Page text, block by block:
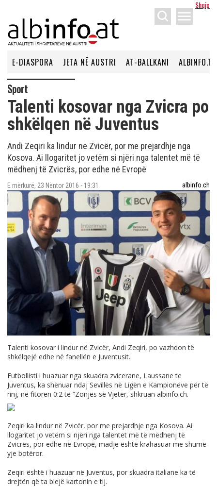
Shqip
menu
E-DIASPORA JETA NË AUSTRI AT-BALLKANI ALBINFO.TV
Sport
Talenti kosovar nga Zvicra po
shkëlqen në Juventus
Andi Zeqiri ka lindur në Zvicër, por me prejardhje nga
Kosova. Ai llogaritet jo vetëm si njëri nga talentet më të
mëdhenj të Zvicrës, por edhe në Evropë
E mërkurë, 23 Nëntor 2016 - 19:31 albinfo.ch
Talenti kosovar i lindur në Zvicër, Andi Zeqiri, po vazhdon të
shkëlqejë edhe në fanellën e Juventusit.
Futbollisti i huazuar nga skuadra zvicerane, Laussane te
Juventus, ka shënuar ndaj Sevillës në Ligën e Kampionëve për të
rinj, në fitoren 0:2 të “Zonjës së Vjetër, shkruan albinfo.ch.
Zeqiri ka lindur në Zvicër, por me prejardhje nga Kosova. Ai
llogaritet jo vetëm si njëri nga talentet më të mëdhenj të
Zvicrës, por edhe në Evropë, madje është krahasuar me shumë
yje botëror.
Zeqiri është i huazuar në Juventus, por skuadra italiane ka të
drejtën që ta blejë kartonin e tij.